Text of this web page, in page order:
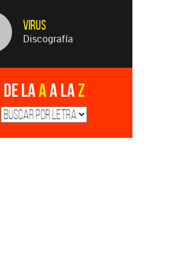
Virus
Discografía
De laAa laZ